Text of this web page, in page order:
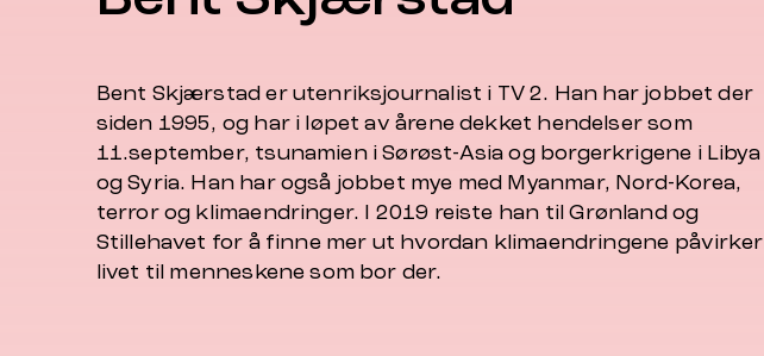
Bent Skjærstad er utenriksjournalist i TV 2. Han har jobbet der
siden 1995, og har i løpet av årene dekket hendelser som
11.september, tsunamien i Sørøst-Asia og borgerkrigene i Libya
og Syria. Han har også jobbet mye med Myanmar, Nord-Korea,
terror og klimaendringer. I 2019 reiste han til Grønland og
Stillehavet for å finne mer ut hvordan klimaendringene påvirker
livet til menneskene som bor der.